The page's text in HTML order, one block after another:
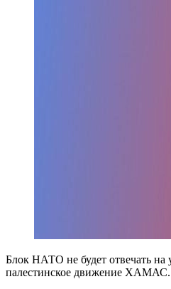
Блок НАТО не будет отвечать на
палестинское движение ХАМАС.